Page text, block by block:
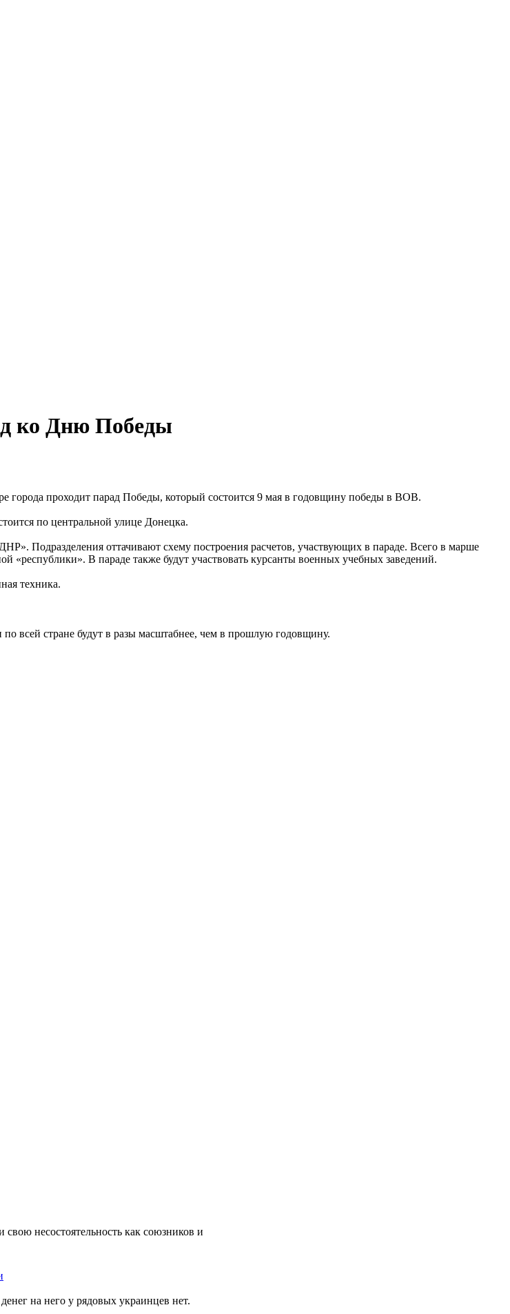
ко Дню Победы
города проходит парад Победы, который состоится 9 мая в годовщину победы в ВОВ.
по центральной улице Донецка.
Подразделения оттачивают схему построения расчетов, участвующих в параде. Всего в марше
«республики». В параде также будут участвовать курсанты военных учебных заведений.
техника.
всей стране будут в разы масштабнее, чем в прошлую годовщину.
несостоятельность как союзников и
на него у рядовых украинцев нет.